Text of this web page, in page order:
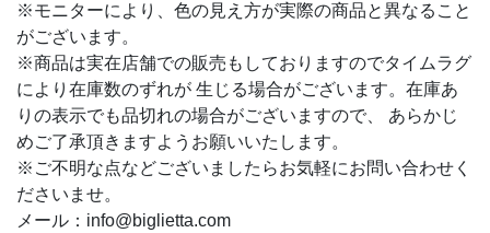
※モニターにより、色の見え方が実際の商品と異なること
がございます。
※商品は実在店舗での販売もしておりますのでタイムラグ
により在庫数のずれが 生じる場合がございます。在庫あ
りの表示でも品切れの場合がございますので、 あらかじ
めご了承頂きますようお願いいたします。
※ご不明な点などございましたらお気軽にお問い合わせく
ださいませ。
メール：info@biglietta.com